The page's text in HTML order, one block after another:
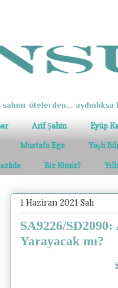
ötelerden... aydınlıksa
Arif Şahin Eyüp
Mustafa Ege Yaşlı
Biz Kimiz?
1 Haziran 2021 Salı
SA9226/
Yarayacak mı?